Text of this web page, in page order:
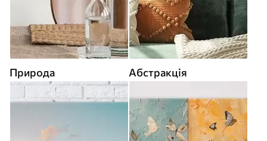
Природа Абстракція